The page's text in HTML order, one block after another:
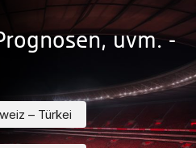
uvm. -
– Türkei